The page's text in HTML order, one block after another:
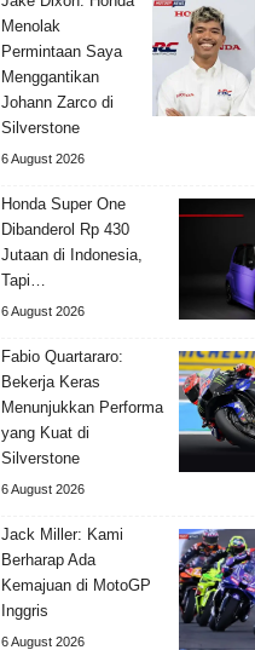
Menolak
Permintaan Saya
Menggantikan
Johann Zarco di
Silverstone
6 August 2026
Honda Super One
Dibanderol Rp 430
Jutaan di Indonesia,
Tapi…
6 August 2026
Fabio Quartararo:
Bekerja Keras
Menunjukkan Performa
yang Kuat di
Silverstone
6 August 2026
Jack Miller: Kami
Berharap Ada
Kemajuan di MotoGP
Inggris
6 August 2026